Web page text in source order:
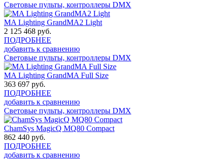
Световые пульты, контроллеры DMX
MA Lighting GrandMA2 Light
2 125 468 руб.
ПОДРОБНЕЕ
добавить к сравнению
Световые пульты, контроллеры DMX
MA Lighting GrandMA Full Size
363 697 руб.
ПОДРОБНЕЕ
добавить к сравнению
Световые пульты, контроллеры DMX
ChamSys MagicQ MQ80 Compact
862 440 руб.
ПОДРОБНЕЕ
добавить к сравнению